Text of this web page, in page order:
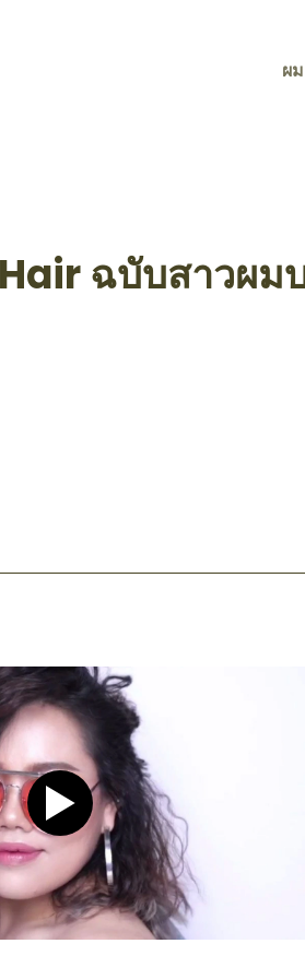
ผม
ฉบับสาวผม
Play video CLEAR Men